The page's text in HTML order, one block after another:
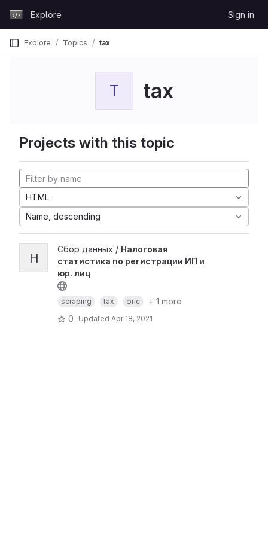
GitLabExplore Sign in
Explore Topics tax
T tax
Projects with this topic
HTML
Name, descending
Н
Сбор данных / Налоговая
статистика по регистрации ИП и
юр. лиц
scraping tax фнс
+ 1 more
0
Updated Apr 18, 2021